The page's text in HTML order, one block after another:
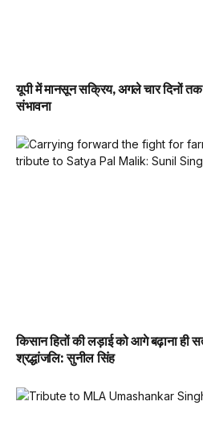
यूपी में मानसून सक्रिय, अगले चार दिनों तक
संभावना
किसान हितों की लड़ाई को आगे बढ़ाना ही
श्रद्धांजलि: सुनील सिंह